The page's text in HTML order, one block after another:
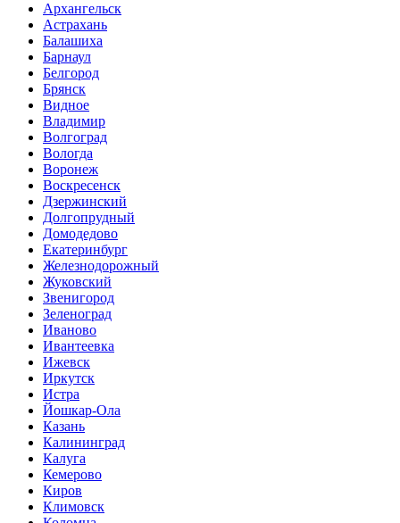
Архангельск
Астрахань
Балашиха
Барнаул
Белгород
Брянск
Видное
Владимир
Волгоград
Вологда
Воронеж
Воскресенск
Дзержинский
Долгопрудный
Домодедово
Екатеринбург
Железнодорожный
Жуковский
Звенигород
Зеленоград
Иваново
Ивантеевка
Ижевск
Иркутск
Истра
Йошкар-Ола
Казань
Калининград
Калуга
Кемерово
Киров
Климовск